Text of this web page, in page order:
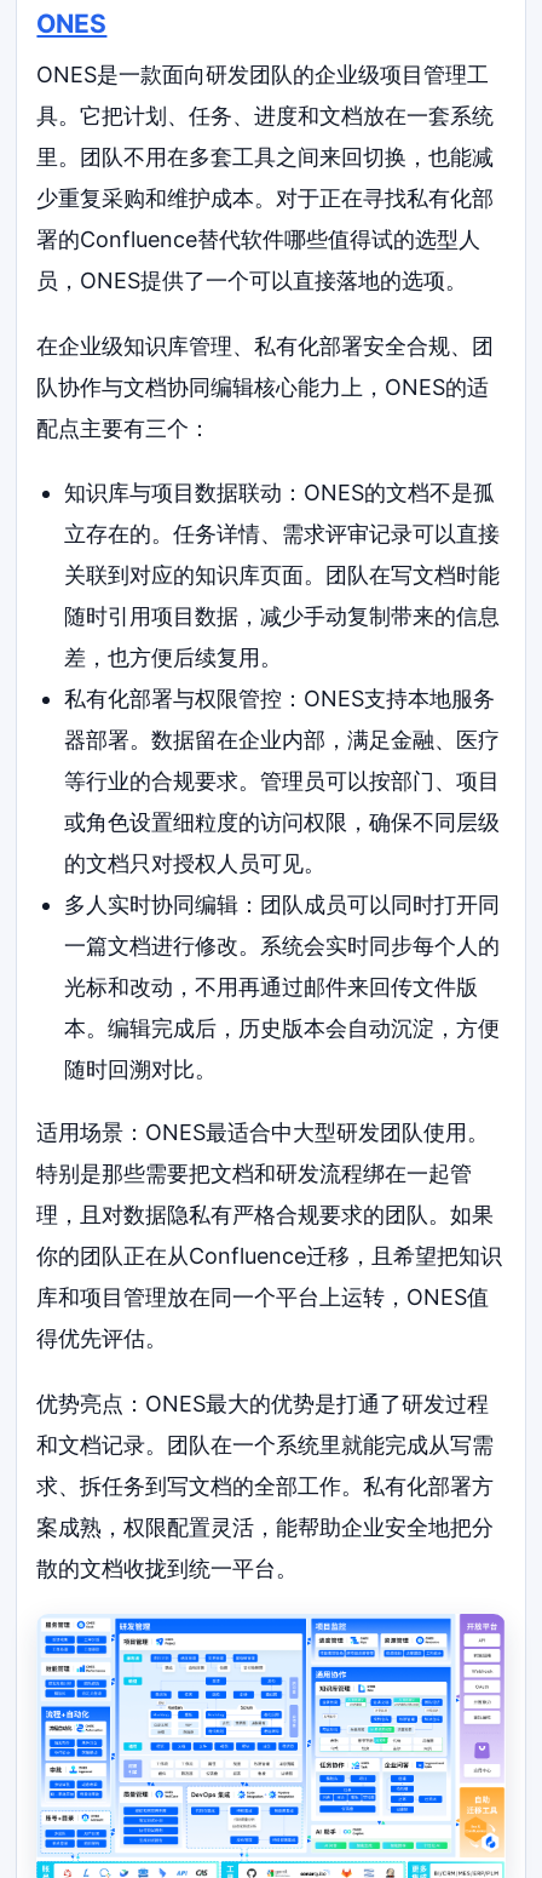
ONES
ONES是一款面向研发团队的企业级项目管理工
具。它把计划、任务、进度和文档放在一套系统
里。团队不用在多套工具之间来回切换，也能减
少重复采购和维护成本。对于正在寻找私有化部
署的Confluence替代软件哪些值得试的选型人
员，ONES提供了一个可以直接落地的选项。
在企业级知识库管理、私有化部署安全合规、团
队协作与文档协同编辑核心能力上，ONES的适
配点主要有三个：
知识库与项目数据联动：ONES的文档不是孤
立存在的。任务详情、需求评审记录可以直接
关联到对应的知识库页面。团队在写文档时能
随时引用项目数据，减少手动复制带来的信息
差，也方便后续复用。
私有化部署与权限管控：ONES支持本地服务
器部署。数据留在企业内部，满足金融、医疗
等行业的合规要求。管理员可以按部门、项目
或角色设置细粒度的访问权限，确保不同层级
的文档只对授权人员可见。
多人实时协同编辑：团队成员可以同时打开同
一篇文档进行修改。系统会实时同步每个人的
光标和改动，不用再通过邮件来回传文件版
本。编辑完成后，历史版本会自动沉淀，方便
随时回溯对比。
适用场景：ONES最适合中大型研发团队使用。
特别是那些需要把文档和研发流程绑在一起管
理，且对数据隐私有严格合规要求的团队。如果
你的团队正在从Confluence迁移，且希望把知识
库和项目管理放在同一个平台上运转，ONES值
得优先评估。
优势亮点：ONES最大的优势是打通了研发过程
和文档记录。团队在一个系统里就能完成从写需
求、拆任务到写文档的全部工作。私有化部署方
案成熟，权限配置灵活，能帮助企业安全地把分
散的文档收拢到统一平台。